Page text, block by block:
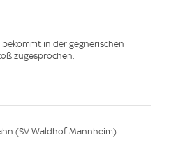
bekommt in der gegnerischen
zugesprochen.
(SV Waldhof Mannheim).